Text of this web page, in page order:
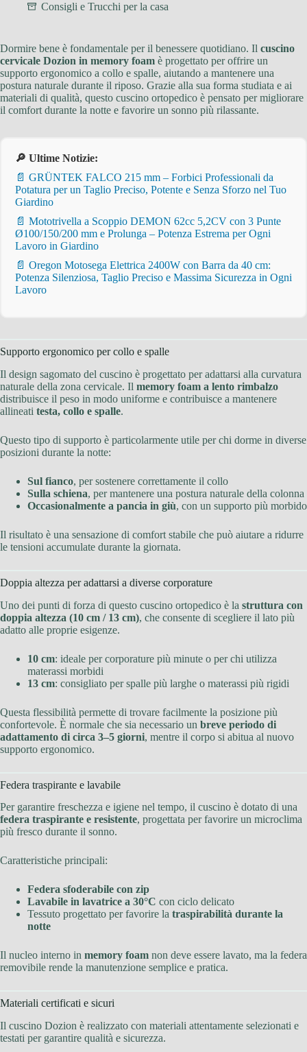
Consigli e Trucchi per la casa
Dormire bene è fondamentale per il benessere quotidiano. Il cuscino
cervicale Dozion in memory foam è progettato per offrire un
supporto ergonomico a collo e spalle, aiutando a mantenere una
postura naturale durante il riposo. Grazie alla sua forma studiata e ai
materiali di qualità, questo cuscino ortopedico è pensato per migliorare
il comfort durante la notte e favorire un sonno più rilassante.
🔎 Ultime Notizie:
📄 GRÜNTEK FALCO 215 mm – Forbici Professionali da
Potatura per un Taglio Preciso, Potente e Senza Sforzo nel Tuo
Giardino
📄 Mototrivella a Scoppio DEMON 62cc 5,2CV con 3 Punte
Ø100/150/200 mm e Prolunga – Potenza Estrema per Ogni
Lavoro in Giardino
📄 Oregon Motosega Elettrica 2400W con Barra da 40 cm:
Potenza Silenziosa, Taglio Preciso e Massima Sicurezza in Ogni
Lavoro
Supporto ergonomico per collo e spalle
Il design sagomato del cuscino è progettato per adattarsi alla curvatura
naturale della zona cervicale. Il memory foam a lento rimbalzo
distribuisce il peso in modo uniforme e contribuisce a mantenere
allineati testa, collo e spalle.
Questo tipo di supporto è particolarmente utile per chi dorme in diverse
posizioni durante la notte:
Sul fianco, per sostenere correttamente il collo
Sulla schiena, per mantenere una postura naturale della colonna
Occasionalmente a pancia in giù, con un supporto più morbido
Il risultato è una sensazione di comfort stabile che può aiutare a ridurre
le tensioni accumulate durante la giornata.
Doppia altezza per adattarsi a diverse corporature
Uno dei punti di forza di questo cuscino ortopedico è la struttura con
doppia altezza (10 cm / 13 cm), che consente di scegliere il lato più
adatto alle proprie esigenze.
10 cm: ideale per corporature più minute o per chi utilizza
materassi morbidi
13 cm: consigliato per spalle più larghe o materassi più rigidi
Questa flessibilità permette di trovare facilmente la posizione più
confortevole. È normale che sia necessario un breve periodo di
adattamento di circa 3–5 giorni, mentre il corpo si abitua al nuovo
supporto ergonomico.
Federa traspirante e lavabile
Per garantire freschezza e igiene nel tempo, il cuscino è dotato di una
federa traspirante e resistente, progettata per favorire un microclima
più fresco durante il sonno.
Caratteristiche principali:
Federa sfoderabile con zip
Lavabile in lavatrice a 30°C con ciclo delicato
Tessuto progettato per favorire la traspirabilità durante la
notte
Il nucleo interno in memory foam non deve essere lavato, ma la federa
removibile rende la manutenzione semplice e pratica.
Materiali certificati e sicuri
Il cuscino Dozion è realizzato con materiali attentamente selezionati e
testati per garantire qualità e sicurezza.